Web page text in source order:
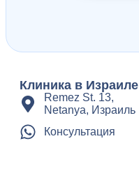
Клиника в Израиле
Remez St. 13,
Netanya, Израиль
Консультация